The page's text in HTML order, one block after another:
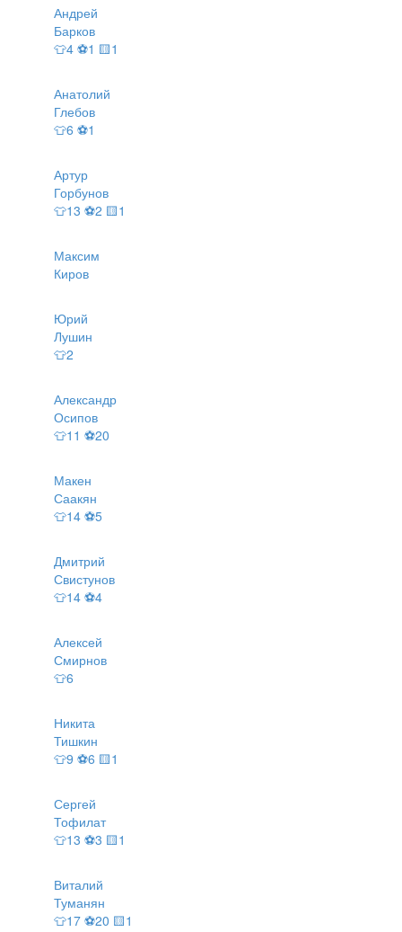
Андрей
Барков
👕4 ⚽1 🟨1
Анатолий
Глебов
👕6 ⚽1
Артур
Горбунов
👕13 ⚽2 🟨1
Максим
Киров
Юрий
Лушин
👕2
Александр
Осипов
👕11 ⚽20
Макен
Саакян
👕14 ⚽5
Дмитрий
Свистунов
👕14 ⚽4
Алексей
Смирнов
👕6
Никита
Тишкин
👕9 ⚽6 🟨1
Сергей
Тофилат
👕13 ⚽3 🟨1
Виталий
Туманян
👕17 ⚽20 🟨1